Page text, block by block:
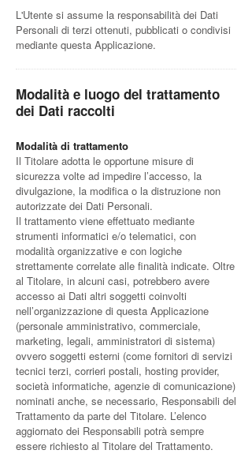
L'Utente si assume la responsabilità dei Dati
Personali di terzi ottenuti, pubblicati o condivisi
mediante questa Applicazione.
Modalità e luogo del trattamento
dei Dati raccolti
Modalità di trattamento
Il Titolare adotta le opportune misure di
sicurezza volte ad impedire l’accesso, la
divulgazione, la modifica o la distruzione non
autorizzate dei Dati Personali.
Il trattamento viene effettuato mediante
strumenti informatici e/o telematici, con
modalità organizzative e con logiche
strettamente correlate alle finalità indicate. Oltre
al Titolare, in alcuni casi, potrebbero avere
accesso ai Dati altri soggetti coinvolti
nell’organizzazione di questa Applicazione
(personale amministrativo, commerciale,
marketing, legali, amministratori di sistema)
ovvero soggetti esterni (come fornitori di servizi
tecnici terzi, corrieri postali, hosting provider,
società informatiche, agenzie di comunicazione)
nominati anche, se necessario, Responsabili del
Trattamento da parte del Titolare. L’elenco
aggiornato dei Responsabili potrà sempre
essere richiesto al Titolare del Trattamento.